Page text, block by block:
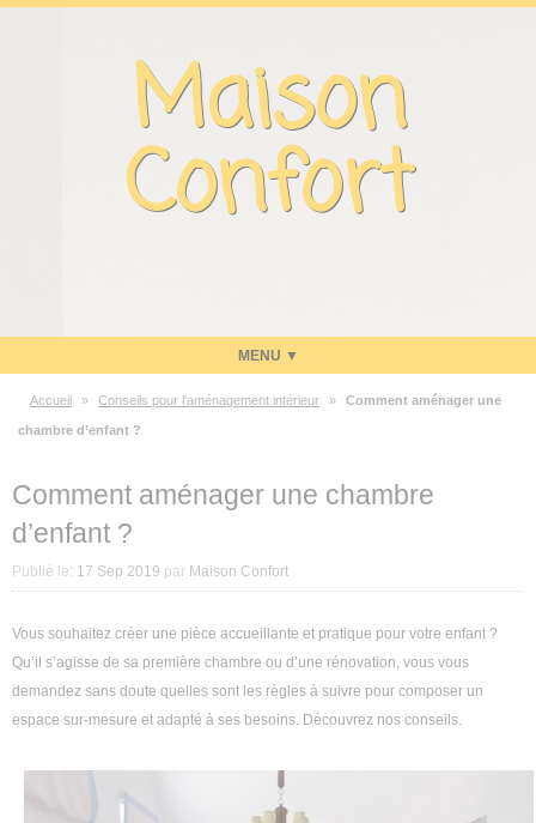
Panneau de gestion des cookies
Maison
Confort
Maison
Décoration intérieure
Aménagement extérieur
Jardin
Accueil » Conseils pour l'aménagement intérieur » Comment aménager une
chambre d’enfant ?
Comment aménager une chambre
d’enfant ?
Publié le: 17 Sep 2019 par Maison Confort
Vous souhaitez créer une pièce accueillante et pratique pour votre enfant ?
Qu’il s’agisse de sa première chambre ou d’une rénovation, vous vous
demandez sans doute quelles sont les règles à suivre pour composer un
espace sur-mesure et adapté à ses besoins. Découvrez nos conseils.